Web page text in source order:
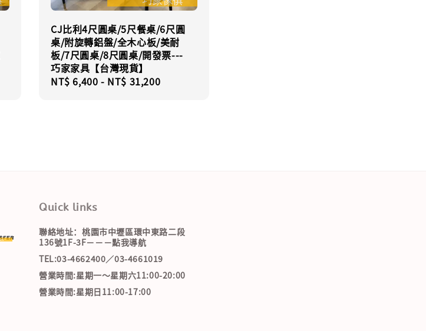
CJ比利4尺圓桌/5尺餐桌/6尺圓
桌/附旋轉鋁盤/全木心板/美耐
板/7尺圓桌/8尺圓桌/開發票---
巧家家具【台灣現貨】
Regular
NT$ 6,400 - NT$ 31,200
Quick links
聯絡地址：桃園市中壢區環中東路二段
136號1F-3F－－－點我導航
TEL:03-4662400／03-4661019
營業時間:星期一～星期六11:00-20:00
營業時間:星期日11:00-17:00